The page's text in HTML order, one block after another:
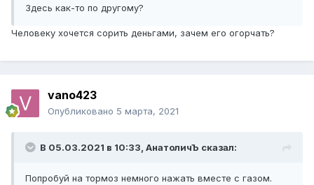
Здесь как-то по другому?
Человеку хочется сорить деньгами, зачем его огорчать?
vano423
Опубликовано 5 марта, 2021
В 05.03.2021 в 10:33, АнатоличЪ сказал:
Попробуй на тормоз немного нажать вместе с газом.